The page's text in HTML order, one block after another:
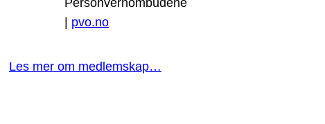
| pvo.no
Les mer om medlemskap…